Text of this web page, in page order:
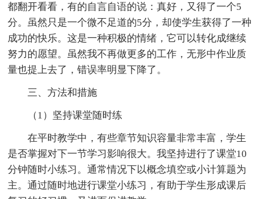
都翻开看看，有的自言自语的说：真好，又得了一个5
分。虽然只是一个微不足道的5分，却使学生获得了一种
成功的快乐。这是一种积极的情绪，它可以转化成继续
努力的愿望。虽然我不再做更多的工作，无形中作业质
量也提上去了，错误率明显下降了。
三、方法和措施
（1）坚持课堂随时练
在平时教学中，有些章节知识容量非常丰富，学生
是否掌握对下一节学习影响很大。我坚持进行了课堂10
分钟随时小练习。通常情况下以概念填空或小计算题为
主。通过随时地进行课堂小练习，有助于学生形成课后